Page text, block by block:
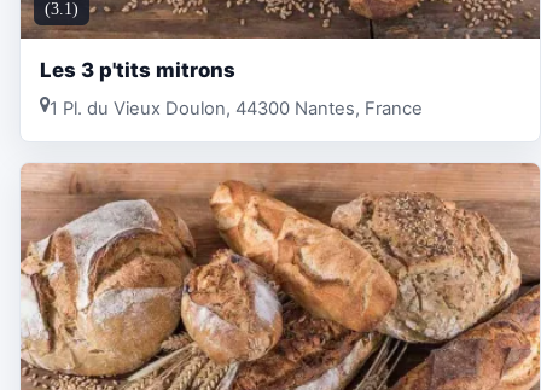
(3.1)
Les 3 p'tits mitrons
1 Pl. du Vieux Doulon, 44300 Nantes, France